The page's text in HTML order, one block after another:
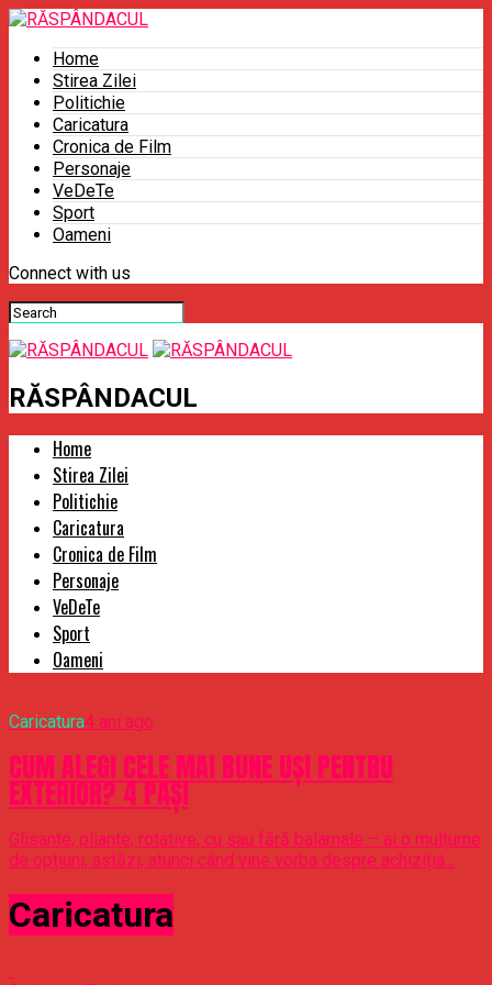
Home
Stirea Zilei
Politichie
Caricatura
Cronica de Film
Personaje
VeDeTe
Sport
Oameni
Connect with us
RĂSPÂNDACUL
Home
Stirea Zilei
Politichie
Caricatura
Cronica de Film
Personaje
VeDeTe
Sport
Oameni
Caricatura4 ani ago
CUM ALEGI CELE MAI BUNE UȘI PENTRU
EXTERIOR? 4 PAȘI
Glisante, pliante, rotative, cu sau fără balamale – ai o mulțume
de opțiuni, astăzi, atunci când vine vorba despre achiziția...
Caricatura